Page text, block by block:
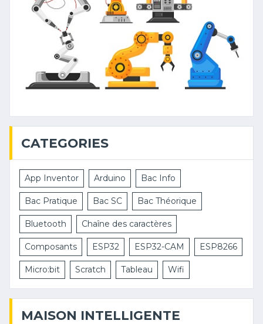
CATEGORIES
App Inventor Arduino Bac Info
Bac Pratique Bac SC Bac Théorique
Bluetooth Chaîne des caractères
Composants ESP32 ESP32-CAM ESP8266
Micro:bit Scratch Tableau Wifi
MAISON INTELLIGENTE